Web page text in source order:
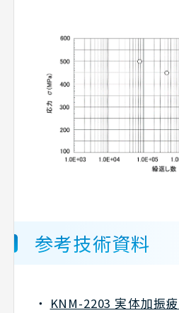
参考技術資料
KNM-2203 実体加振